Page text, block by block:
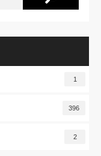
1
396
2